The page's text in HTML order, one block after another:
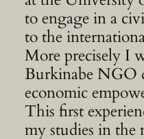
to engage in a
to the
More precisely I
Burkinabe NGO
economic
This first
my studies in the